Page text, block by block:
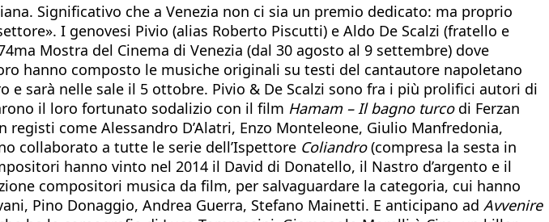
Significativo che a Venezia non ci sia un premio dedicato: ma proprio
I genovesi Pivio (alias Roberto Piscutti) e Aldo De Scalzi (fratello e
Mostra del Cinema di Venezia (dal 30 agosto al 9 settembre) dove
hanno composto le musiche originali su testi del cantautore napoletano
sarà nelle sale il 5 ottobre. Pivio & De Scalzi sono fra i più prolifici autori di
il loro fortunato sodalizio con il film Hamam – Il bagno turcodi Ferzan
come Alessandro D’Alatri, Enzo Monteleone, Giulio Manfredonia,
collaborato a tutte le serie dell’Ispettore Coliandro(compresa la sesta in
hanno vinto nel 2014 il David di Donatello, il Nastro d’argento e il
compositori musica da film, per salvaguardare la categoria, cui hanno
Pino Donaggio, Andrea Guerra, Stefano Mainetti. E anticipano ad Avvenire